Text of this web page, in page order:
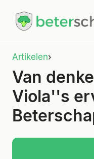
Artikelen›
Van
Viola''s